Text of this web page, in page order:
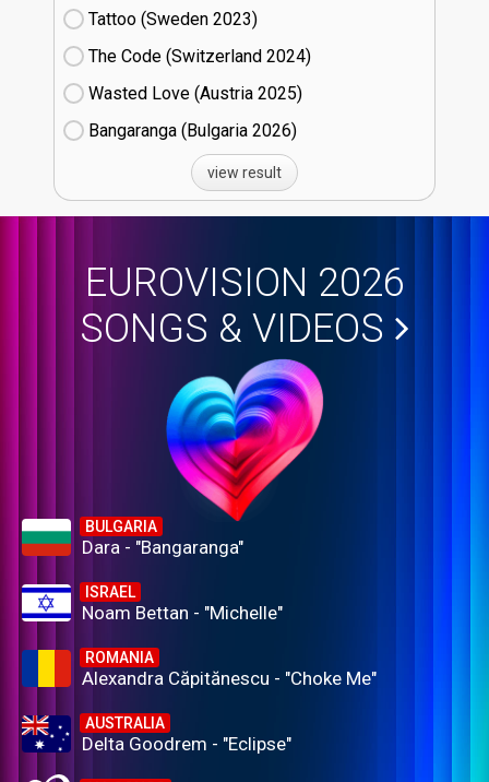
Tattoo (Sweden
23)
The Code (Switzerland
24)
Wasted Love (Austria
25)
Bangaranga (Bulgaria
26)
view result
EUROVISION 2026
SONGS & VIDEOS
BULGARIA
Dara - "Bangaranga"
ISRAEL
Noam Bettan - "Michelle"
ROMANIA
Alexandra Căpitănescu - "Choke Me"
AUSTRALIA
Delta Goodrem - "Eclipse"